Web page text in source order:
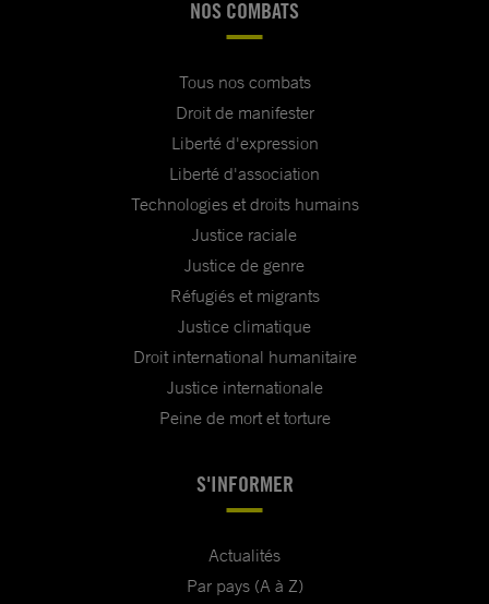
NOS COMBATS
Tous nos combats
Droit de manifester
Liberté d'expression
Liberté d'association
Technologies et droits humains
Justice raciale
Justice de genre
Réfugiés et migrants
Justice climatique
Droit international humanitaire
Justice internationale
Peine de mort et torture
S'INFORMER
Actualités
Par pays (A à Z)